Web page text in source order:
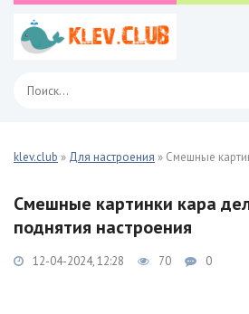
klev.club » Для настроения » Смешные
Смешные картинки кара
поднятия настроения
12-04-2024, 12:28 70 0